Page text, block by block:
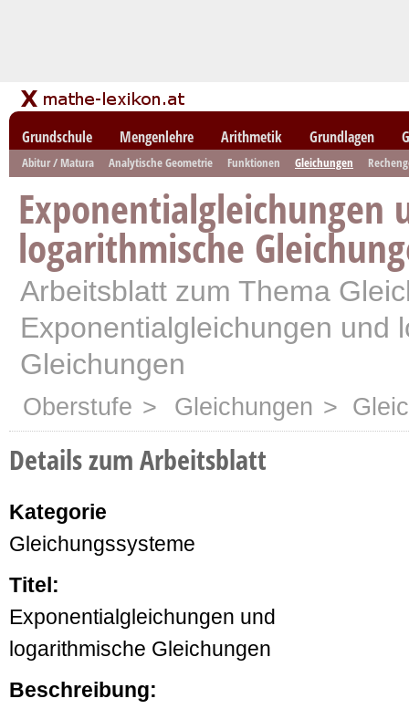
Grundschule Mengenlehre Arithmetik Grundlagen
Abitur / Matura Analytische Geometrie Funktionen Gleichungen
Exponentialgleichungen
logarithmische
Arbeitsblatt zum Thema
Exponentialgleichungen und
Gleichungen
Oberstufe > Gleichungen >
Details zum Arbeitsblatt
Kategorie
Gleichungssysteme
Titel:
Exponentialgleichungen und
logarithmische Gleichungen
Beschreibung: